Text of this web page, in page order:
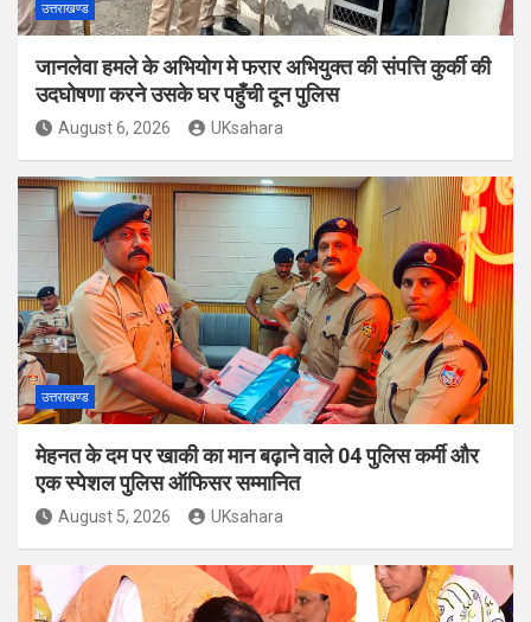
उत्तराखण्ड
जानलेवा हमले के अभियोग मे फरार अभियुक्त की संपत्ति कुर्की की
उदघोषणा करने उसके घर पहुँची दून पुलिस
August 6, 2026 UKsahara
उत्तराखण्ड
मेहनत के दम पर खाकी का मान बढ़ाने वाले 04 पुलिस कर्मी और
एक स्पेशल पुलिस ऑफिसर सम्मानित
August 5, 2026 UKsahara